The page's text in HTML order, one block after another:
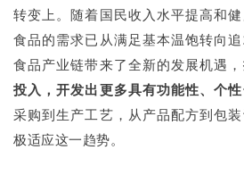
转变上。随着国民收入水平提高和
食品的需求已从满足基本温饱转向
食品产业链带来了全新的发展机遇，
投入，开发出更多具有功能性、个
采购到生产工艺，从产品配方到包
极适应这一趋势。